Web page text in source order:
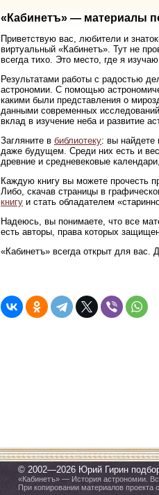
«Кабинетъ» — материалы
Приветствую вас, любители и
виртуальный «Кабинетъ». Тут не
всегда тихо. Это место, где я
Результатами работы с радостью
астрономии. С помощью
какими были представления о
данными современных
вклад в изучение неба и развитие
Загляните в библиотеку: вы найдете
даже будущем. Среди них есть и
древние и средневековые
Каждую книгу вы можете прочесть
Либо, скачав страницы в
книгу и стать обладателем
Надеюсь, вы понимаете, что все
есть авторы, права которых
«Кабинетъ» всегда открыт для вас.
© 2002—2026 Юрий Гирин
«Кабинетъ» — История астрономии.
При копировании материалов проекта